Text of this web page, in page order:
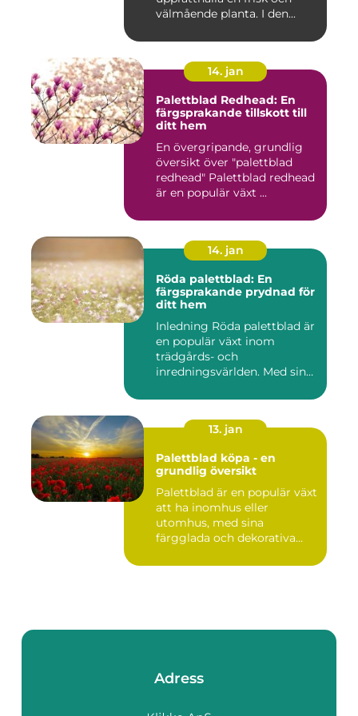
välmående planta. I den...
14. jan
Palettblad Redhead: En
färgsprakande tillskott till
ditt hem
En övergripande, grundlig
översikt över "palettblad
redhead" Palettblad redhead
är en populär växt ...
14. jan
Röda palettblad: En
färgsprakande prydnad för
ditt hem
Inledning Röda palettblad är
en populär växt inom
trädgårds- och
inredningsvärlden. Med sina
13. jan
Palettblad köpa - en
grundlig översikt
Palettblad är en populär växt
att ha inomhus eller
utomhus, med sina
färgglada och dekorativa
Adress